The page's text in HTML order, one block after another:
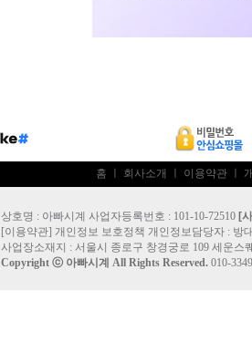
홈 회사소개 이용약관
상호명 : 아빠시계 사업자등록번호 : 101-10-72510 [
[이용약관] 개인정보 보호정책 개인정보담당자 : 방
사업장소재지 : 서울시 종로구 창경궁로 109 세운스
Copyright ⓒ 아빠시계 All Rights Reserved. 010-